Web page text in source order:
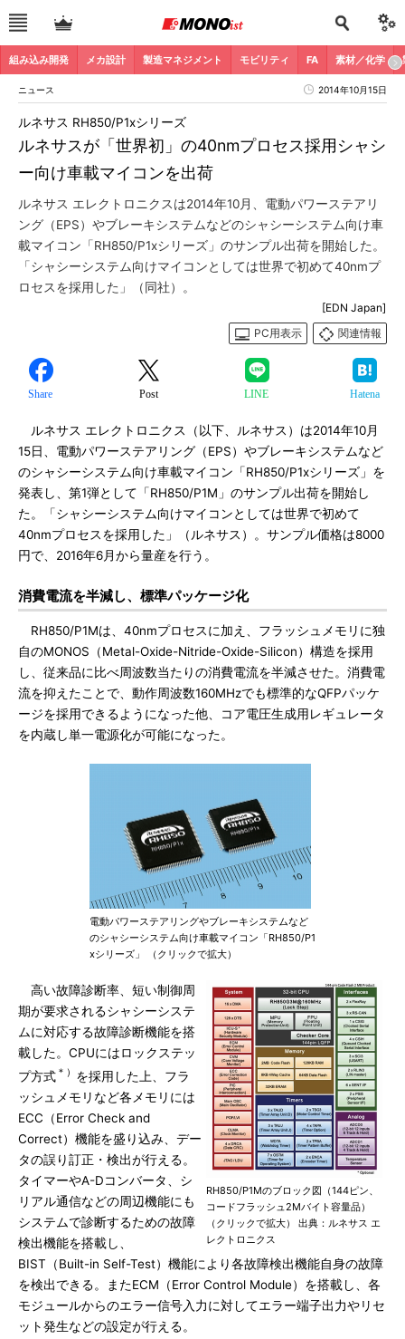
組み込み開発 メカ設計 製造マネジメント モビリティ FA 素材／化学
ニュース 2014年10月15日
ルネサスが「世界初」の40nmプロセス採用シャシ
ー向け車載マイコンを出荷
ルネサス RH850/P1xシリーズ
ルネサス エレクトロニクスは2014年10月、電動パワーステアリ
ング（EPS）やブレーキシステムなどのシャシーシステム向け車
載マイコン「RH850/P1xシリーズ」のサンプル出荷を開始した。
「シャシーシステム向けマイコンとしては世界で初めて40nmプ
ロセスを採用した」（同社）。
[EDN Japan]
PC用表示
関連情報
Share Post LINE Hatena
ルネサス エレクトロニクス（以下、ルネサス）は2014年10月
15日、電動パワーステアリング（EPS）やブレーキシステムなど
のシャシーシステム向け車載マイコン「RH850/P1xシリーズ」を
発表し、第1弾として「RH850/P1M」のサンプル出荷を開始し
た。「シャシーシステム向けマイコンとしては世界で初めて
40nmプロセスを採用した」（ルネサス）。サンプル価格は8000
円で、2016年6月から量産を行う。
消費電流を半減し、標準パッケージ化
RH850/P1Mは、40nmプロセスに加え、フラッシュメモリに独
自のMONOS（Metal-Oxide-Nitride-Oxide-Silicon）構造を採用
し、従来品に比べ周波数当たりの消費電流を半減させた。消費電
流を抑えたことで、動作周波数160MHzでも標準的なQFPパッケ
ージを採用できるようになった他、コア電圧生成用レギュレータ
を内蔵し単一電源化が可能になった。
電動パワーステアリングやブレーキシステムなど
のシャシーシステム向け車載マイコン「RH850/P1
xシリーズ」 （クリックで拡大）
RH850/P1Mのブロック図（144ピン、
コードフラッシュ2Mバイト容量品）
（クリックで拡大） 出典：ルネサス エ
レクトロニクス
高い故障診断率、短い制御周
期が要求されるシャシーシステ
ムに対応する故障診断機能を搭
載した。CPUにはロックステッ
プ方式 ＊） を採用した上、フラ
ッシュメモリなど各メモリには
ECC（Error Check and
Correct）機能を盛り込み、デー
タの誤り訂正・検出が行える。
タイマーやA-Dコンバータ、シ
リアル通信などの周辺機能にも
システムで診断するための故障
検出機能を搭載し、
BIST（Built-in Self-Test）機能により各故障検出機能自身の故障
を検出できる。またECM（Error Control Module）を搭載し、各
モジュールからのエラー信号入力に対してエラー端子出力やリセ
ット発生などの設定が行える。